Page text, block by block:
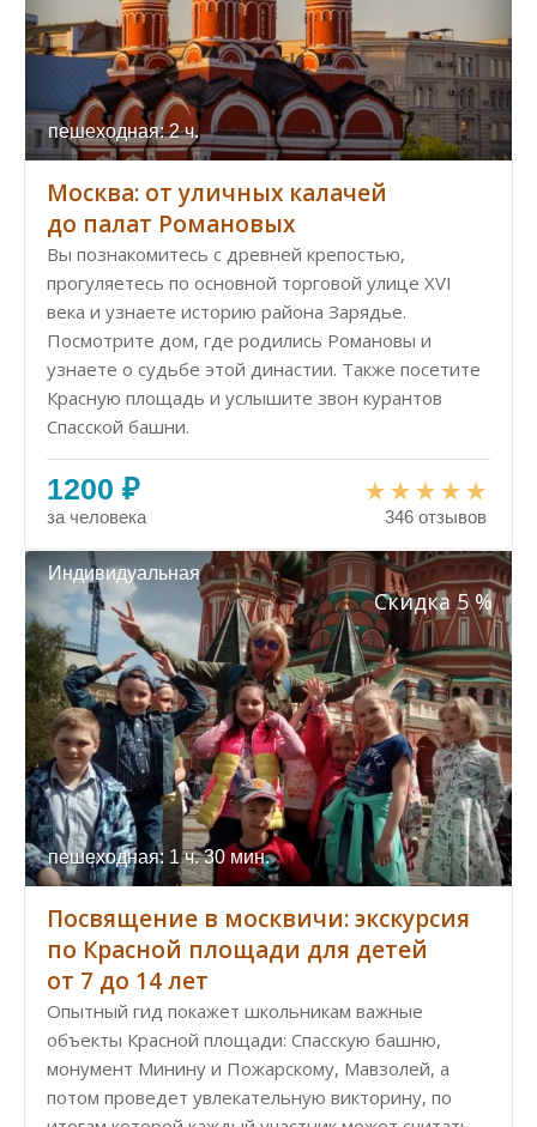
пешеходная: 2 ч.
Москва: от уличных калачей
до палат Романовых
Вы познакомитесь с древней крепостью,
прогуляетесь по основной торговой улице XVI
века и узнаете историю района Зарядье.
Посмотрите дом, где родились Романовы и
узнаете о судьбе этой династии. Также посетите
Красную площадь и услышите звон курантов
Спасской башни.
1200 ₽
за человека 346 отзывов
Индивидуальная
пешеходная: 1 ч. 30 мин.
Скидка 5 %
Посвящение в москвичи: экскурсия
по Красной площади для детей
от 7 до 14 лет
Опытный гид покажет школьникам важные
объекты Красной площади: Спасскую башню,
монумент Минину и Пожарскому, Мавзолей, а
потом проведет увлекательную викторину, по